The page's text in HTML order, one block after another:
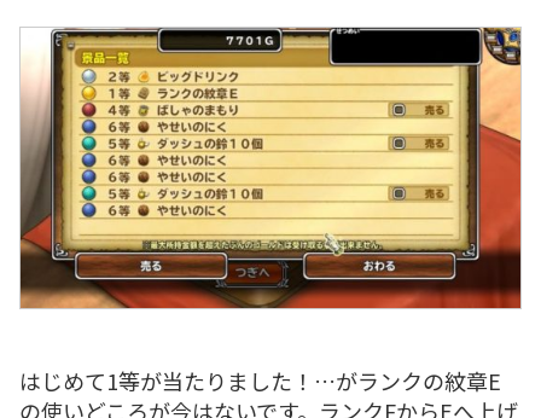
はじめて1等が当たりました！…がランクの紋章E
の使いどころが今はないです。ランクFからEへ上げ